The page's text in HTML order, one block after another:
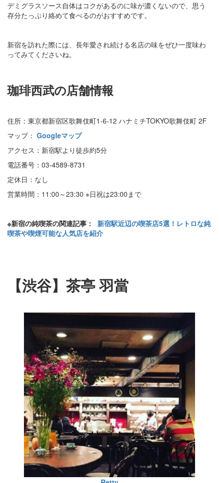
デミグラスソース自体はコクがあるのに味が濃くないので、思う
存分たっぷり絡めて食べるのがおすすめです。
新宿を訪れた際には、長年愛され続ける名店の味をぜひ一度味わ
ってみてくださいね。
珈琲西武の店舗情報
住所：東京都新宿区歌舞伎町1-6-12 ハナミチTOKYO歌舞伎町 2F
マップ： Googleマップ
アクセス：新宿駅より徒歩約5分
電話番号：03-4589-8731
定休日：なし
営業時間：11:00～23:30 ※日祝は23:00まで
※新宿の純喫茶の関連記事： 新宿駅近辺の喫茶店5選！レトロな純
喫茶や喫煙可能な人気店を紹介
【渋谷】茶亭 羽當